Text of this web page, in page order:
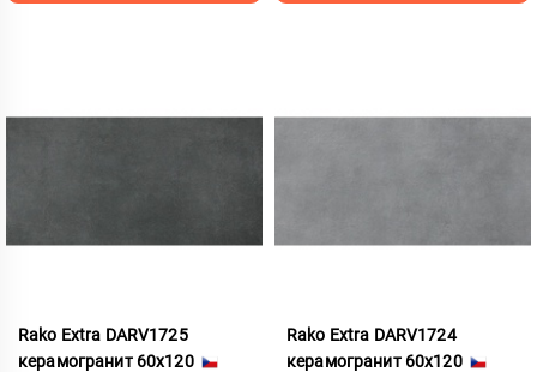
Rako Extra DARV1725
керамогранит 60x120
Rako Extra DARV1724
керамогранит 60x120